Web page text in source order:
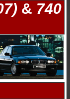
& 740